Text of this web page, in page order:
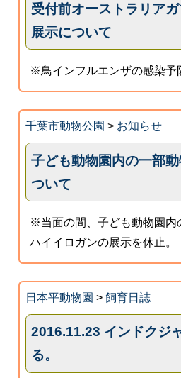
受付前オーストラリア
展示について
※鳥インフルエンザの感染予
千葉市動物公園 > お知らせ
子ども動物園内の一部
ついて
※当面の間、子ども動物園内
ハイイロガンの展示を休止。
日本平動物園 > 飼育日誌
2016.11.23 インドク
る。